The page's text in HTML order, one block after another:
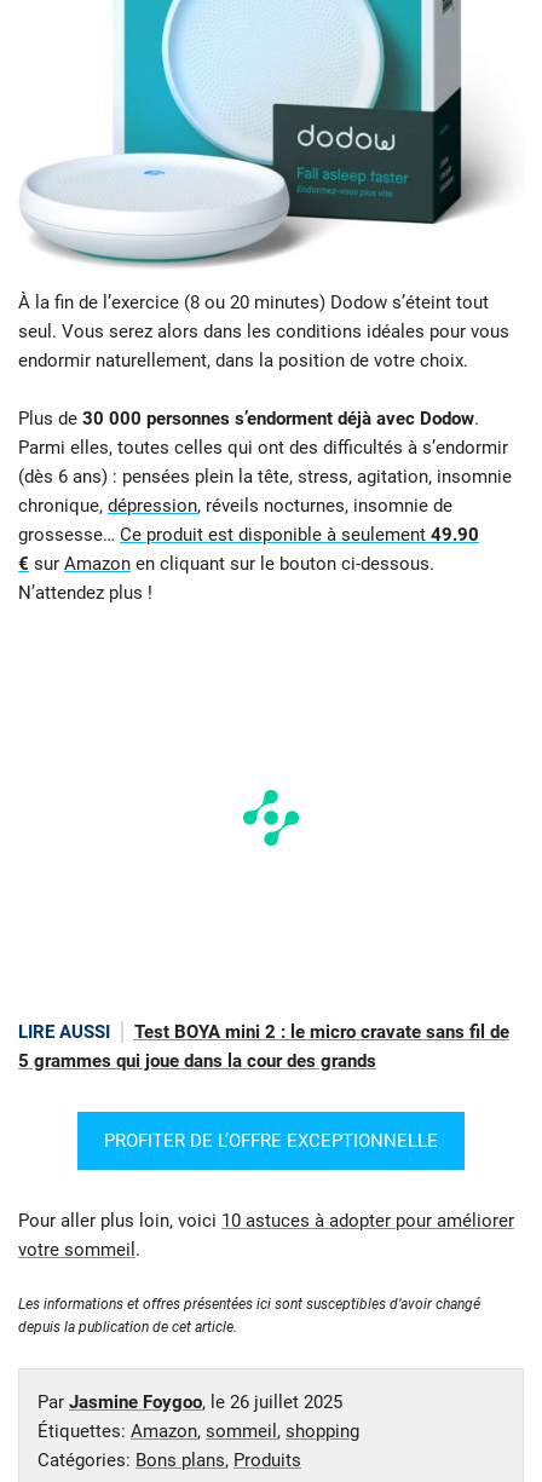
À la fin de l’exercice (8 ou 20 minutes) Dodow s’éteint tout
seul. Vous serez alors dans les conditions idéales pour vous
endormir naturellement, dans la position de votre choix.
Plus de 30 000 personnes s’endorment déjà avec Dodow.
Parmi elles, toutes celles qui ont des difficultés à s’endormir
(dès 6 ans) : pensées plein la tête, stress, agitation, insomnie
chronique, dépression, réveils nocturnes, insomnie de
grossesse… Ce produit est disponible à seulement 49.90
€ sur Amazon en cliquant sur le bouton ci-dessous.
N’attendez plus !
LIRE AUSSI
Test BOYA mini 2 : le micro cravate sans fil de
5 grammes qui joue dans la cour des grands
PROFITER DE L’OFFRE EXCEPTIONNELLE
Pour aller plus loin, voici 10 astuces à adopter pour améliorer
votre sommeil .
Les informations et offres présentées ici sont susceptibles d’avoir changé
depuis la publication de cet article.
Par Jasmine Foygoo, le 26 juillet 2025
Étiquettes: Amazon, sommeil , shopping
Catégories: Bons plans, Produits